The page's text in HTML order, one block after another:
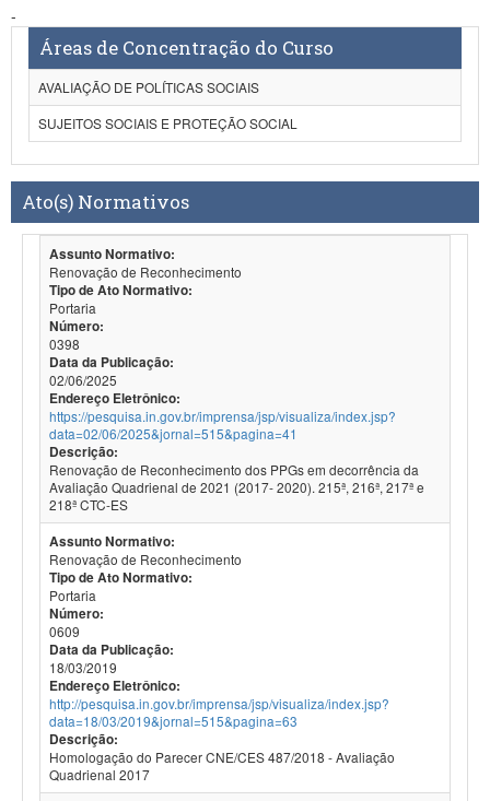
-
Áreas de Concentração do Curso
AVALIAÇÃO DE POLÍTICAS SOCIAIS
SUJEITOS SOCIAIS E PROTEÇÃO SOCIAL
Ato(s) Normativos
Assunto Normativo:
Renovação de Reconhecimento
Tipo de Ato Normativo:
Portaria
Número:
0398
Data da Publicação:
02/06/2025
Endereço Eletrônico:
https://pesquisa.in.gov.br/imprensa/jsp/visualiza/index.jsp?
data=02/06/2025&jornal=515&pagina=41
Descrição:
Renovação de Reconhecimento dos PPGs em decorrência da
Avaliação Quadrienal de 2021 (2017- 2020). 215ª, 216ª, 217ª e
218ª CTC-ES
Assunto Normativo:
Renovação de Reconhecimento
Tipo de Ato Normativo:
Portaria
Número:
0609
Data da Publicação:
18/03/2019
Endereço Eletrônico:
http://pesquisa.in.gov.br/imprensa/jsp/visualiza/index.jsp?
data=18/03/2019&jornal=515&pagina=63
Descrição:
Homologação do Parecer CNE/CES 487/2018 - Avaliação
Quadrienal 2017